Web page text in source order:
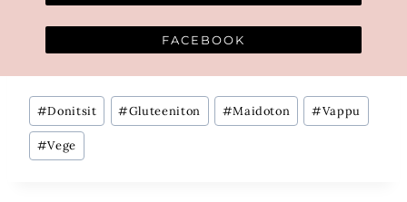
FACEBOOK
Avainsanat:
#Donitsit #Gluteeniton #Maidoton #Vappu
#Vege